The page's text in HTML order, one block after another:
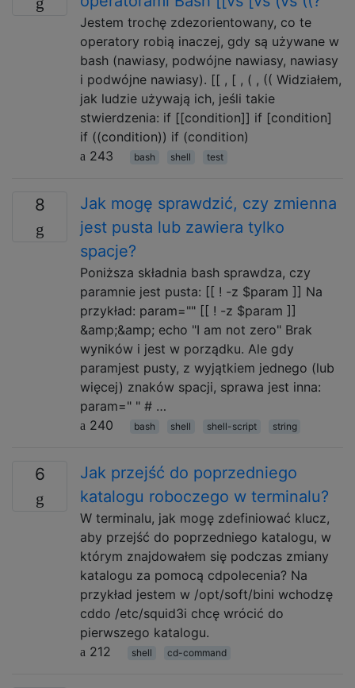
Jestem trochę zdezorientowany, co te
operatory robią inaczej, gdy są używane w
bash (nawiasy, podwójne nawiasy, nawiasy
i podwójne nawiasy). [[ , [ , ( , (( Widziałem,
jak ludzie używają ich, jeśli takie
stwierdzenia: if [[condition]] if [condition]
if ((condition)) if (condition)
243
bash shell test
8
Jak mogę sprawdzić, czy zmienna
jest pusta lub zawiera tylko
spacje?
Poniższa składnia bash sprawdza, czy
paramnie jest pusta: [[ ! -z $param ]] Na
przykład: param="" [[ ! -z $param ]]
&amp;&amp; echo "I am not zero" Brak
wyników i jest w porządku. Ale gdy
paramjest pusty, z wyjątkiem jednego (lub
więcej) znaków spacji, sprawa jest inna:
param=" " # …
240
bash shell shell-script string
6
Jak przejść do poprzedniego
katalogu roboczego w terminalu?
W terminalu, jak mogę zdefiniować klucz,
aby przejść do poprzedniego katalogu, w
którym znajdowałem się podczas zmiany
katalogu za pomocą cdpolecenia? Na
przykład jestem w /opt/soft/bini wchodzę
cddo /etc/squid3i chcę wrócić do
pierwszego katalogu.
212
shell cd-command